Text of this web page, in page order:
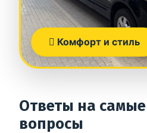
Комфорт и стиль
Ответы на
вопросы